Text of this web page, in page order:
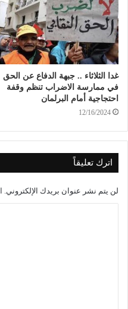
غدا الثلاثاء .. جبهة الدفاع عن الحق
في ممارسة الاضراب تنظم وقفة
احتجاجية أمام البرلمان
12/16/2024
اترك تعليقاً
لن يتم نشر عنوان بريدك الإلكتروني.